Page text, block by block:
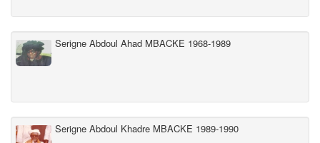
Serigne Abdoul Ahad MBACKE 1968-1989
Serigne Abdoul Khadre MBACKE 1989-1990